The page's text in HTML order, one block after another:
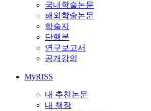
국내학술논문
해외학술논문
학술지
단행본
연구보고서
공개강의
MyRISS
내 추천논문
내 책장